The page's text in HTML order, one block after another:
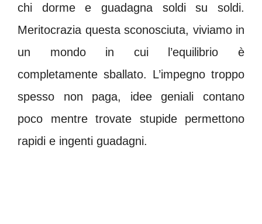
chi dorme e guadagna soldi su soldi.
Meritocrazia questa sconosciuta, viviamo in
un mondo in cui l’equilibrio è
completamente sballato. L’impegno troppo
spesso non paga, idee geniali contano
poco mentre trovate stupide permettono
rapidi e ingenti guadagni.